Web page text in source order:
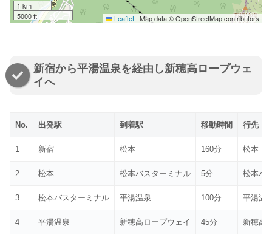
1 km
5000 ft
Leaflet | Map data © OpenStreetMap contributors
新宿から平湯温泉を経由し新穂高ロープウェ
イへ
No. 出発駅 到着駅 移動時間 行先
1 新宿 松本 160分 松本
2 松本 松本バスターミナル 5分 松本バ
3 松本バスターミナル 平湯温泉 100分 平湯温
4 平湯温泉 新穂高ロープウェイ 45分 新穂高